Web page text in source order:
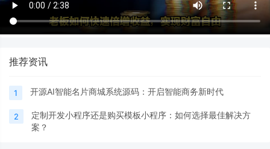
推荐资讯
1 开源AI智能名片商城系统源码：开启智能商务新时代
2
定制开发小程序还是购买模板小程序：如何选择最佳解决方
案？